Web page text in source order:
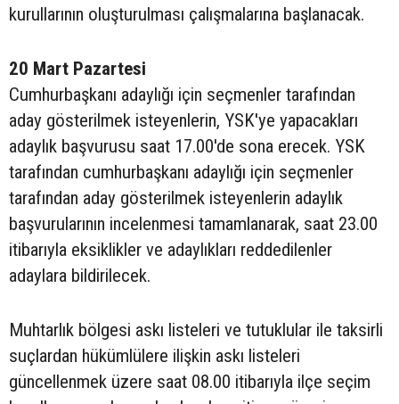
kurullarının oluşturulması çalışmalarına başlanacak.
20 Mart Pazartesi
Cumhurbaşkanı adaylığı için seçmenler tarafından
aday gösterilmek isteyenlerin, YSK'ye yapacakları
adaylık başvurusu saat 17.00'de sona erecek. YSK
tarafından cumhurbaşkanı adaylığı için seçmenler
tarafından aday gösterilmek isteyenlerin adaylık
başvurularının incelenmesi tamamlanarak, saat 23.00
itibarıyla eksiklikler ve adaylıkları reddedilenler
adaylara bildirilecek.
Muhtarlık bölgesi askı listeleri ve tutuklular ile taksirli
suçlardan hükümlülere ilişkin askı listeleri
güncellenmek üzere saat 08.00 itibarıyla ilçe seçim